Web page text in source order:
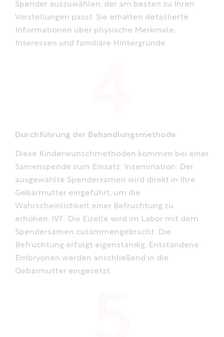
Spender auszuwählen, der am besten zu Ihren
Vorstellungen passt. Sie erhalten detaillierte
Informationen über physische Merkmale,
Interessen und familiäre Hintergründe.
Durchführung der Behandlungsmethode
Diese Kinderwunschmethoden kommen bei einer
Samenspende zum Einsatz: Insemination: Der
ausgewählte Spendersamen wird direkt in Ihre
Gebärmutter eingeführt, um die
Wahrscheinlichkeit einer Befruchtung zu
erhöhen. IVF: Die Eizelle wird im Labor mit dem
Spendersamen zusammengebracht. Die
Befruchtung erfolgt eigenständig. Entstandene
Embryonen werden anschließend in die
Gebärmutter eingesetzt.